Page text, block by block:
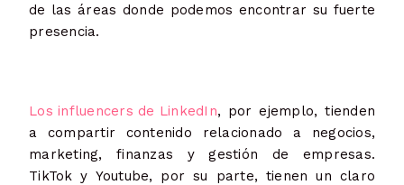
de las áreas donde podemos encontrar su fuerte
presencia.
Los influencers de LinkedIn, por ejemplo, tienden
a compartir contenido relacionado a negocios,
marketing, finanzas y gestión de empresas.
TikTok y Youtube, por su parte, tienen un claro